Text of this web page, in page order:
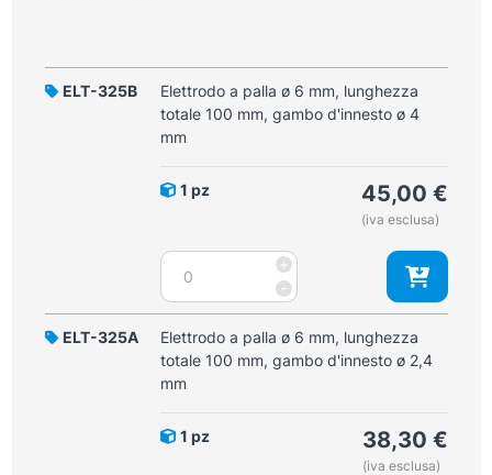
ELT-325B
Elettrodo a palla ø 6 mm, lunghezza
totale 100 mm, gambo d'innesto ø 4
mm
1 pz 45,00 €
(iva esclusa)
-
Elettrodo
palla
ø
6
mm,
100
+
ELT-325A
Elettrodo a palla ø 6 mm, lunghezza
totale 100 mm, gambo d'innesto ø 2,4
mm
1 pz 38,30 €
(iva esclusa)